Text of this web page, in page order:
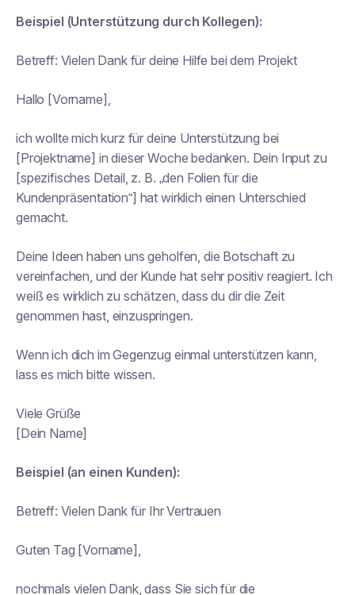
Beispiel (Unterstützung durch Kollegen):
Betreff: Vielen Dank für deine Hilfe bei dem Projekt
Hallo [Vorname],
ich wollte mich kurz für deine Unterstützung bei
[Projektname] in dieser Woche bedanken. Dein Input zu
[spezifisches Detail, z. B. „den Folien für die
Kundenpräsentation“] hat wirklich einen Unterschied
gemacht.
Deine Ideen haben uns geholfen, die Botschaft zu
vereinfachen, und der Kunde hat sehr positiv reagiert. Ich
weiß es wirklich zu schätzen, dass du dir die Zeit
genommen hast, einzuspringen.
Wenn ich dich im Gegenzug einmal unterstützen kann,
lass es mich bitte wissen.
Viele Grüße
[Dein Name]
Beispiel (an einen Kunden):
Betreff: Vielen Dank für Ihr Vertrauen
Guten Tag [Vorname],
nochmals vielen Dank, dass Sie sich für die